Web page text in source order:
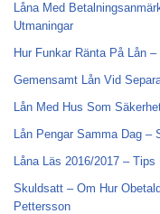
Låna Med
Utmaningar
Hur Funkar Ränta På Lån
Gemensamt Lån Vid
Lån Med Hus Som
Lån Pengar Samma Dag –
Låna Läs 2016/2017 –
Skuldsatt – Om Hur
Pettersson